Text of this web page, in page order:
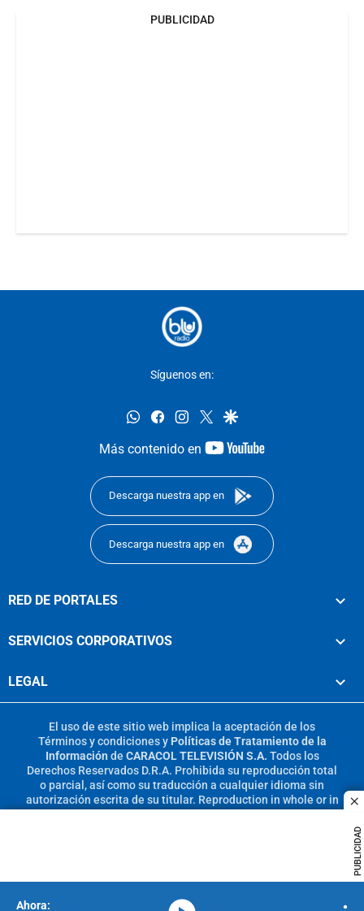
PUBLICIDAD
PUBLICIDAD
Síguenos en:
whatsappfacebookinstagram
twittergoogle
Más contenido en
youtube-
Descarga nuestra app en
Descarga nuestra app en
RED DE PORTALES
SERVICIOS CORPORATIVOS
LEGAL
El uso de este sitio web implica la aceptación de los
Términos y condicionesy Políticas de Tratamiento de la
Información de CARACOL TELEVISIÓN S.A. Todos los
Derechos Reservados D.R.A. Prohibida su reproducción total
o parcial, así como su traducción a cualquier idioma sin
autorización escrita de su titular. Reproduction in whole or in